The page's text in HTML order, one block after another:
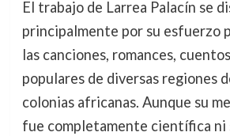
El trabajo de Larrea Palacín se
principalmente por su esfuerzo
las canciones, romances,
populares de diversas regiones
colonias africanas. Aunque su
fue completamente científica ni